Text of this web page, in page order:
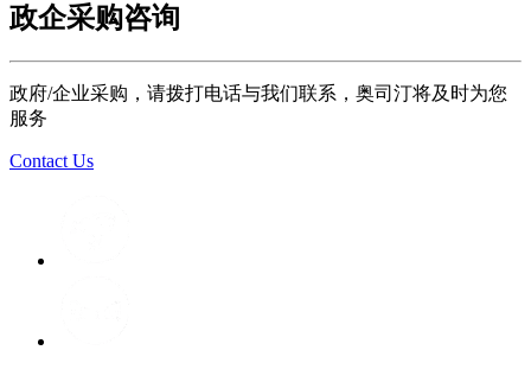
政企采购咨询
政府/企业采购，请拨打电话与我们联系，奥司汀将及时为您
服务
Contact Us